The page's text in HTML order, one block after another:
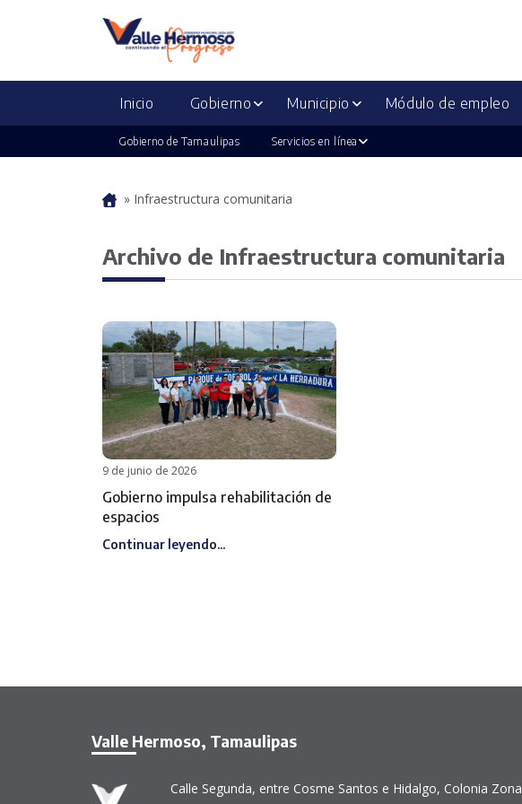
Inicio Gobierno Municipio Módulo de empleo
Gobierno de Tamaulipas Servicios en línea
Portada
» Infraestructura comunitaria
Archivo de Infraestructura comunitaria
9 de junio de 2026
Gobierno impulsa rehabilitación de
espacios
Continuar leyendo...
Valle Hermoso, Tamaulipas
Calle Segunda, entre Cosme Santos e Hidalgo, Colonia Zona